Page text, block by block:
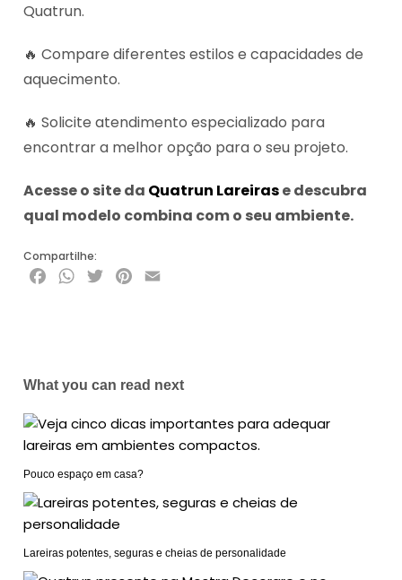
Quatrun.
🔥 Compare diferentes estilos e capacidades de
aquecimento.
🔥 Solicite atendimento especializado para
encontrar a melhor opção para o seu projeto.
Acesse o site da Quatrun Lareirase descubra
qual modelo combina com o seu ambiente.
Compartilhe:
FacebookWhatsApp
TwitterPinterest
What you can read next
Pouco espaço em casa?
Lareiras potentes, seguras e cheias de personalidade